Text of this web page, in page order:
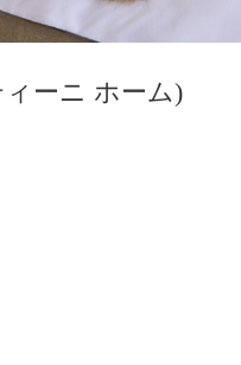
ーニ ホーム)